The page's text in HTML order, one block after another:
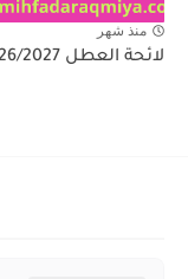
منذ شهر
لائحة العطل 2026/2027